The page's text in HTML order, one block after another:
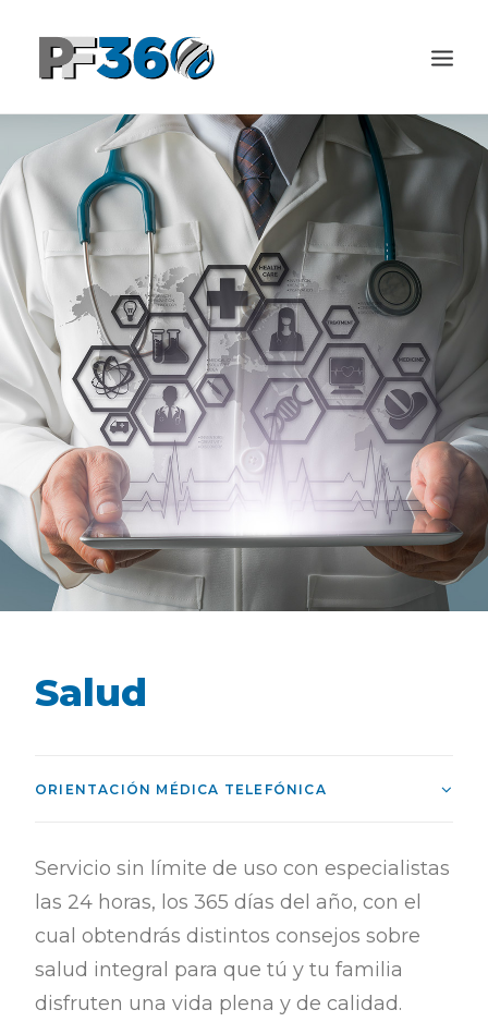
BENEFICIOS
PRODUCTOS
PREGUNTAS FRECUENTES
USO DEL SERVICIO
CONTACTO
INGRESA A TÚ MEMBRESÍA
Salud
ORIENTACIÓN MÉDICA TELEFÓNICA
Servicio sin límite de uso con especialistas
las 24 horas, los 365 días del año, con el
cual obtendrás distintos consejos sobre
salud integral para que tú y tu familia
disfruten una vida plena y de calidad.